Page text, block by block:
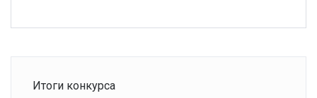
Итоги конкурса